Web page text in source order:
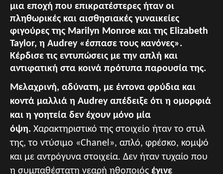
μια εποχή που επικρατέστερες ήταν οι
πληθωρικές και αισθησιακές γυναικείες
φιγούρες της Marilyn Monroe και της Elizabeth
Taylor, η Audrey «έσπασε τους κανόνες».
Κέρδισε τις εντυπώσεις με την απλή και
αντιφατική στα κοινά πρότυπα παρουσία της.
Μελαχρινή, αδύνατη, με έντονα φρύδια και
κοντά μαλλιά η Audrey απέδειξε ότι η ομορφιά
και η γοητεία δεν έχουν μόνο μία
όψη. Χαρακτηριστικό της στοιχείο ήταν το στυλ
της, το ντύσιμο «Chanel», απλό, φρέσκο, κομψό
και με αντρόγυνα στοιχεία. Δεν ήταν τυχαίο που
η συμπαθέστατη νεαρή ηθοποιός έγινε